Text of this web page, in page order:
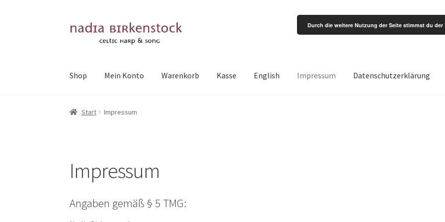
Zur
Navigation
Zum
Shop Mein Konto Warenkorb Kasse English Impressum Datenschutzerklärung
Start Impressum
Impressum
Angaben gemäß § 5 TMG:
Durch die weitere Nutzung der Seite stimmst du